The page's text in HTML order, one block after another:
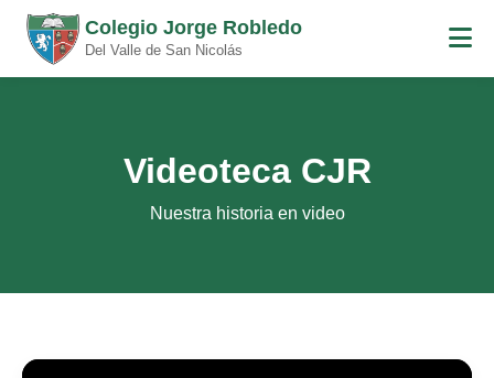
Colegio Jorge Robledo
Del Valle de San Nicolás
Videoteca CJR
Nuestra historia en video